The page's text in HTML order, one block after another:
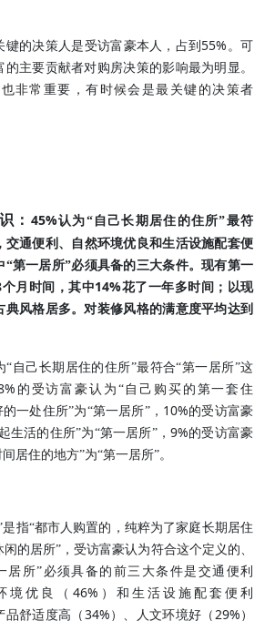
键的决策人是受访富豪本人，占到 55% 。可
的主要贡献者对购房决策的影响最为明显。
非常重要，有时候会是最关键的决策者
： 45%认为“自己长期居住的住所”最符
交通便利、自然环境优良和生活设施配套便
“第一居所”必须具备的三大条件。现有第一
个月时间，其中14%花了一年多时间；以现
典风格居多。对装修风格的满意度平均达到
“自己长期居住的住所”最符合“第一居所”这
的受访富豪认为“自己购买的第一套住
一处住所”为“第一居所”， 10%的受访富豪
生活的住所”为“第一居所”， 9%的受访富豪
居住的地方”为“第一居所”。
指“都市人购置的，纯粹为了家庭长期居住
的居所”，受访富豪认为符合这个定义的、
居所”必须具备的前三大条件是交通便利
境优良（ 46% ）和生活设施配套便利
品舒适度高（ 34% ）、人文环境好（ 29% ）